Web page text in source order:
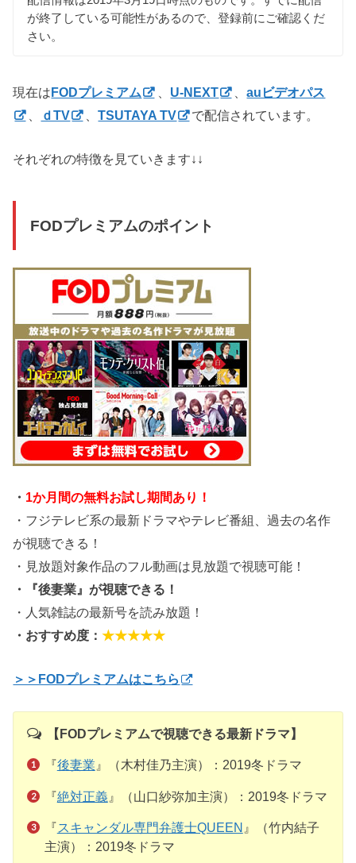
が終了している可能性があるので、登録前にご確認くだ
さい。
現在は FODプレミアム U-NEXT 、auビデオパス
ｄTV 、TSUTAYA TV で配信されています。
それぞれの特徴を見ていきます↓↓
FODプレミアムのポイント
・ 1か月間の無料お試し期間あり！
・フジテレビ系の最新ドラマやテレビ番組、過去の名作
が視聴できる！
・見放題対象作品のフル動画は見放題で視聴可能！
・『後妻業』が視聴できる！
・人気雑誌の最新号を読み放題！
・おすすめ度：★★★★★
＞＞FODプレミアムはこちら
【FODプレミアムで視聴できる最新ドラマ】
『後妻業 』（木村佳乃主演）：2019冬ドラマ
『絶対正義』（山口紗弥加主演）：2019冬ドラマ
『スキャンダル専門弁護士QUEEN 』（竹内結子
主演）：2019冬ドラマ